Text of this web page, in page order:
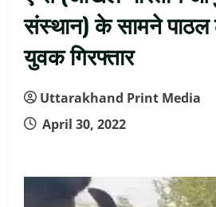
संस्थान) के सामने पाठल
युवक गिरफ्तार
Uttarakhand Print Media
April 30, 2022